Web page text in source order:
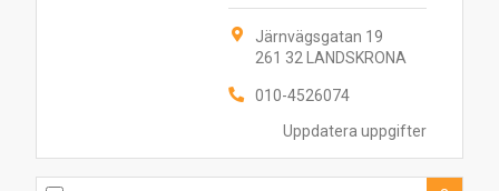
Uppdatera uppgifter
Järnvägsgatan 19
261 32 LANDSKRONA
010-4526074